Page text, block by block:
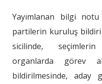
Yayımlanan bilgi
partilerin kuruluş
sicilinde, seçimlerin
organlarda görev
bildirilmesinde, aday